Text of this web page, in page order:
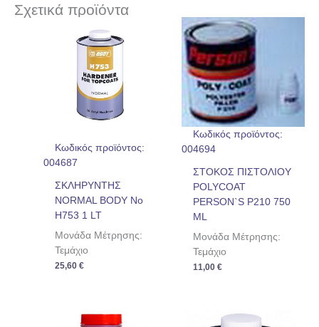
Σχετικά προϊόντα
Κωδικός προϊόντος:
004687
ΣΚΛΗΡΥΝΤΗΣ
NORMAL BODY No
Η753 1 LT
Μονάδα Μέτρησης:
Τεμάχιο
25,60€
Κωδικός προϊόντος:
004694
ΣΤΟΚΟΣ ΠΙΣΤΟΛΙΟΥ
POLYCOAT
PERSON`S P210 750
ML
Μονάδα Μέτρησης:
Τεμάχιο
11,00 €